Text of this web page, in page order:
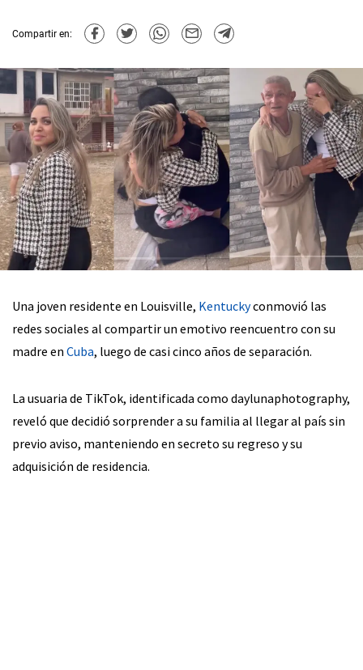
Compartir en:
Una joven residente en Louisville, Kentuckyconmovió las
redes sociales al compartir un emotivo reencuentro con su
madre en Cuba, luego de casi cinco años de separación.
La usuaria de TikTok, identificada como daylunaphotography,
reveló que decidió sorprender a su familia al llegar al país sin
previo aviso, manteniendo en secreto su regreso y su
adquisición de residencia.